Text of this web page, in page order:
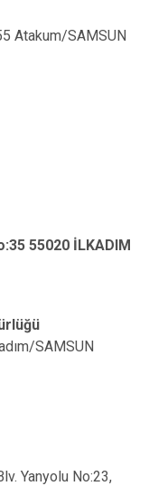
Atakum/SAMSUN
55020 İLKADIM
SAMSUN
Yanyolu No:23,